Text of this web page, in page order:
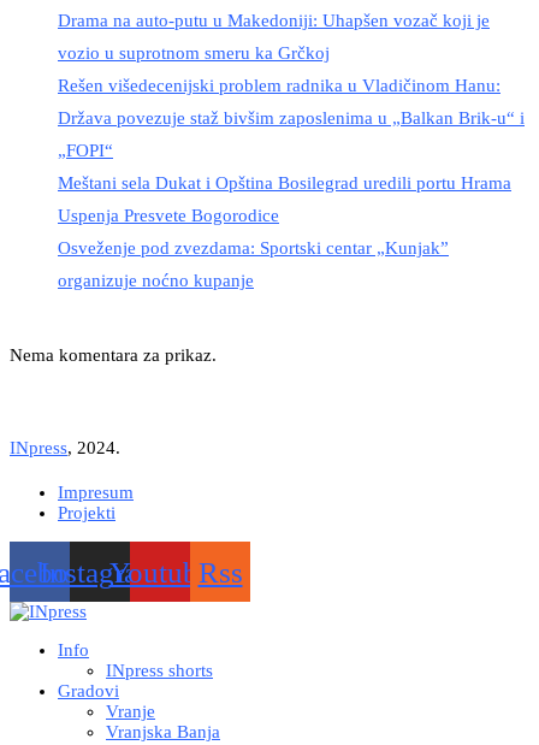
Drama na auto-putu u Makedoniji: Uhapšen vozač koji je
vozio u suprotnom smeru ka Grčkoj
Rešen višedecenijski problem radnika u Vladičinom Hanu:
Država povezuje staž bivšim zaposlenima u „Balkan Brik-u“ i
„FOPI“
Meštani sela Dukat i Opština Bosilegrad uredili portu Hrama
Uspenja Presvete Bogorodice
Osveženje pod zvezdama: Sportski centar „Kunjak”
organizuje noćno kupanje
Nema komentara za prikaz.
INpress, 2024.
Impresum
Projekti
InstagramYoutubeRss
Info
INpress shorts
Gradovi
Vranje
Vranjska Banja